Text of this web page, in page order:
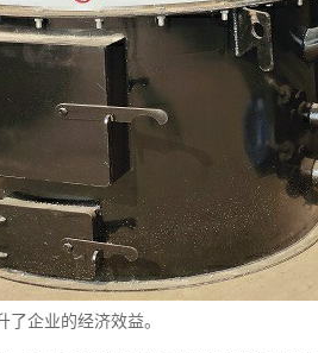
企业的经济效益。